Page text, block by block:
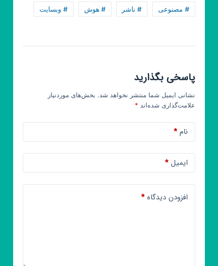
# مصنوعی # ناشر # هوش # وبسایت
پاسخی بگذارید
نشانی ایمیل شما منتشر نخواهد شد. بخش‌های موردنیاز
علامت‌گذاری شده‌اند *
نام*
ایمیل*
افزودن دیدگاه*